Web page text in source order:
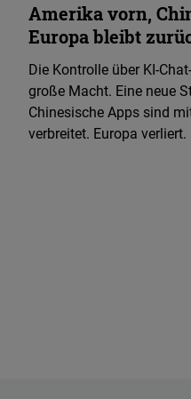
Amerika vorn,
Europa bleibt
Die Kontrolle über KI-
große Macht. Eine neue
Chinesische Apps sind
verbreitet. Europa verliert.